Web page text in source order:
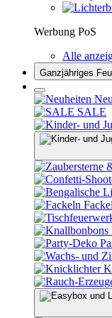
Werbung PoS
Alle
Ganzjähriges
SALE